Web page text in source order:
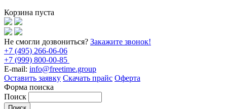
Корзина пуста
Не смогли дозвониться? Закажите звонок!
+7 (495) 266-06-06
+7 (999) 800-00-85
E-mail: info@freetime.group
Оставить заявку Скачать прайс Оферта
Форма поиска
Поиск